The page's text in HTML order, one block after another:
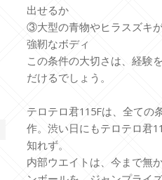
出せるか
③大型の青物やヒラスズキ
強靭なボディ
この条件の大切さは、経験
だけるでしょう。
テロテロ君115Fは、全ての
作。渋い日にもテロテロ君
知れず。
内部ウエイトは、今まで無